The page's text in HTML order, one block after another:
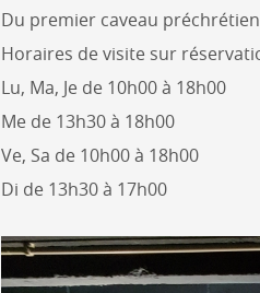
Du premier caveau
Horaires de visite sur
Lu, Ma, Je de 10h00 à 18h00
Me de 13h30 à 18h00
Ve, Sa de 10h00 à 18h00
Di de 13h30 à 17h00